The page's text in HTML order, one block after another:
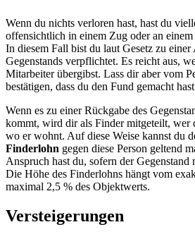
Wenn du nichts verloren hast, hast du
offensichtlich in einem Zug oder an
In diesem Fall bist du laut Gesetz zu einer
Gegenstands verpflichtet. Es reicht aus,
Mitarbeiter übergibst. Lass dir aber vom
bestätigen, dass du den Fund gemacht
Wenn es zu einer Rückgabe des
kommt, wird dir als Finder mitgeteilt, wer
wo er wohnt. Auf diese Weise kannst du
Finderlohn gegen diese Person geltend
Anspruch hast du, sofern der Gegenstand
Die Höhe des Finderlohns hängt vom
maximal 2,5 % des Objektwerts.
Versteigerungen